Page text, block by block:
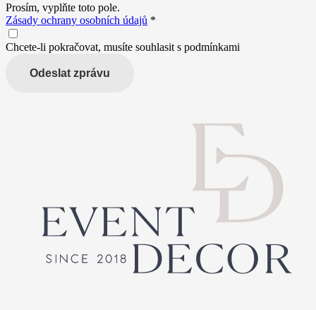
Prosím, vyplňte toto pole.
Zásady ochrany osobních údajů *
Chcete-li pokračovat, musíte souhlasit s podmínkami
Odeslat zprávu